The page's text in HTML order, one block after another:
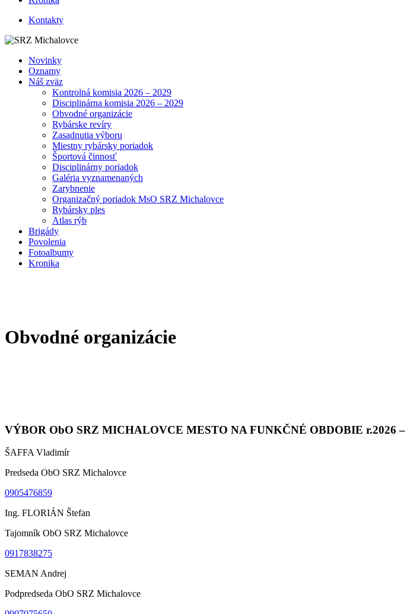
Kontakty
Novinky
Oznamy
Náš zväz
Kontrolná komisia 2026 – 2029
Disciplinárna komisia 2026 – 2029
Obvodné organizácie
Rybárske revíry
Zasadnutia výboru
Miestny rybársky poriadok
Športová činnosť
Disciplinárny poriadok
Galéria vyznamenaných
Zarybnenie
Organizačný poriadok MsO SRZ Michalovce
Rybársky ples
Atlas rýb
Brigády
Povolenia
Fotoalbumy
Kronika
Obvodné organizácie
VÝBOR ObO SRZ MICHALOVCE MESTO NA FUNKČNÉ OBDOBIE r.2026 –
ŠAFFA Vladimír
Predseda ObO SRZ Michalovce
0905476859
Ing. FLORIÁN Štefan
Tajomník ObO SRZ Michalovce
0917838275
SEMAN Andrej
Podpredseda ObO SRZ Michalovce